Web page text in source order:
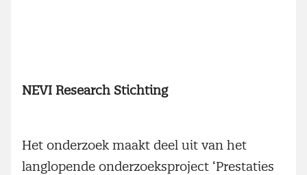
NEVI Research Stichting
Het onderzoek maakt deel uit van het
langlopende onderzoeksproject ‘Prestaties